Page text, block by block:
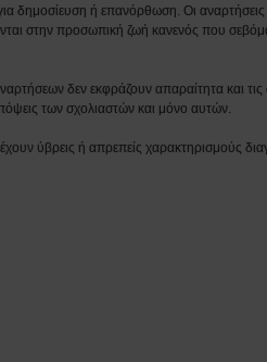
δημοσίευση ή επανόρθωση. Οι
στην προσωπική ζωή κανενός που
δεν εκφράζουν απαραίτητα και
των σχολιαστών και μόνο αυτών.
ύβρεις ή απρεπείς χαρακτηρισμούς